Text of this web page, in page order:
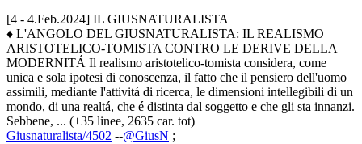
[4 - 4.Feb.2024] IL GIUSNATURALISTA
♦ L'ANGOLO DEL GIUSNATURALISTA: IL REALISMO
ARISTOTELICO-TOMISTA CONTRO LE DERIVE DELLA
MODERNITÁ Il realismo aristotelico-tomista considera, come
unica e sola ipotesi di conoscenza, il fatto che il pensiero dell'uomo
assimili, mediante l'attivitá di ricerca, le dimensioni intellegibili di un
mondo, di una realtá, che é distinta dal soggetto e che gli sta innanzi.
Sebbene, ... (+35 linee, 2635 car. tot)
Giusnaturalista/4502 --@GiusN ;